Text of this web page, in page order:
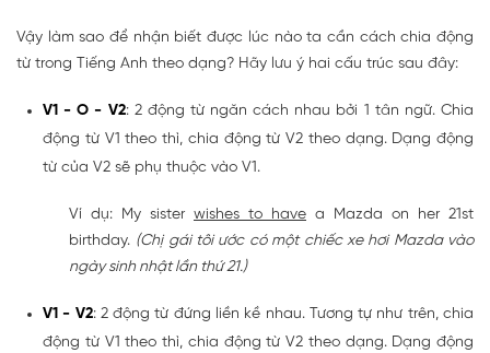
Vậy làm sao để nhận biết được lúc nào ta cần cách chia động
từ trong Tiếng Anh theo dạng? Hãy lưu ý hai cấu trúc sau đây:
V1 - O - V2: 2 động từ ngăn cách nhau bởi 1 tân ngữ. Chia
động từ V1 theo thì, chia động từ V2 theo dạng. Dạng động
từ của V2 sẽ phụ thuộc vào V1.
Ví dụ: My sister wishes to have a Mazda on her 21st
birthday. (Chị gái tôi ước có một chiếc xe hơi Mazda vào
ngày sinh nhật lần thứ 21.)
V1 - V2: 2 động từ đứng liền kề nhau. Tương tự như trên, chia
động từ V1 theo thì, chia động từ V2 theo dạng. Dạng động